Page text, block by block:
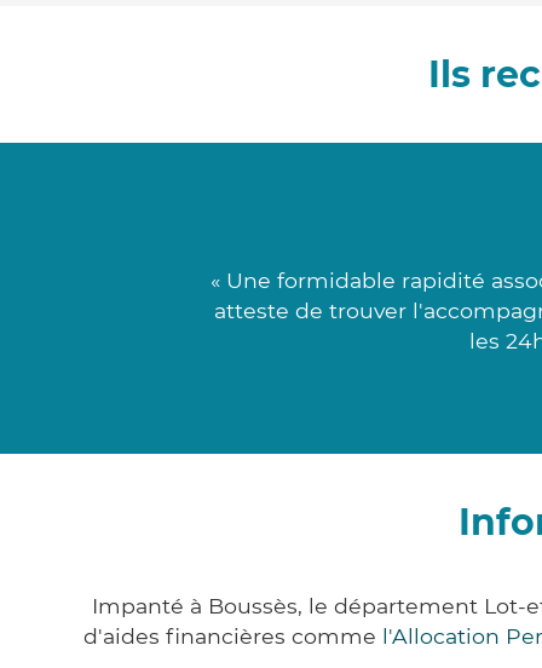
Ils
« Une formidable rapidité
atteste de trouver
les
Impanté à Boussès, le département Lot-
d'aides financières comme l'Allocation